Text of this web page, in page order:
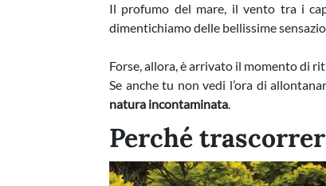
Il profumo del mare, il vento tra i
dimentichiamo delle bellissime
Forse, allora, è arrivato il momento di
Se anche tu non vedi l’ora di
natura incontaminata.
Perché